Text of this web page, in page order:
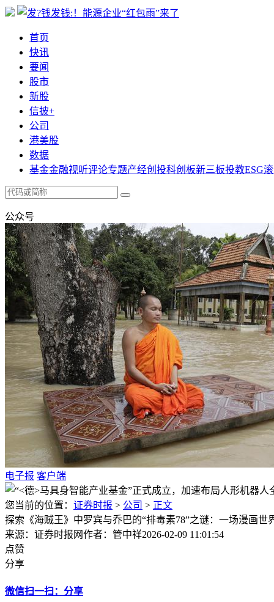
首页
快讯
要闻
股市
新股
信披+
公司
港美股
数据
基金金融视听评论专题产经创投科创板新三板投教ESG
公众号
电子报 客户端
您当前的位置： 证券时报 > 公司 > 正文
探索《海贼王》中罗宾与乔巴的“排毒素78”之谜：一场漫画世
来源：证券时报网作者：管中祥2026-02-09 11:01:54
点赞
分享
微信扫一扫：分享